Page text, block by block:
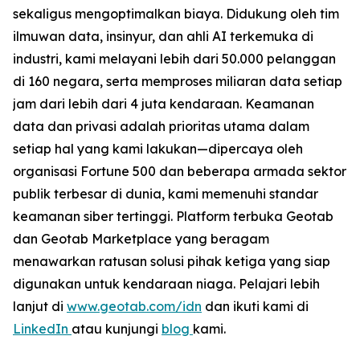
sekaligus mengoptimalkan biaya. Didukung oleh tim
ilmuwan data, insinyur, dan ahli AI terkemuka di
industri, kami melayani lebih dari 50.000 pelanggan
di 160 negara, serta memproses miliaran data setiap
jam dari lebih dari 4 juta kendaraan. Keamanan
data dan privasi adalah prioritas utama dalam
setiap hal yang kami lakukan—dipercaya oleh
organisasi Fortune 500 dan beberapa armada sektor
publik terbesar di dunia, kami memenuhi standar
keamanan siber tertinggi. Platform terbuka Geotab
dan Geotab Marketplace yang beragam
menawarkan ratusan solusi pihak ketiga yang siap
digunakan untuk kendaraan niaga. Pelajari lebih
lanjut di www.geotab.com/idn dan ikuti kami di
LinkedIn atau kunjungi blog kami.